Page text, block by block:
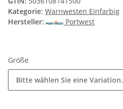
Kategorie: Warnwesten Einfarbig
Hersteller:
Portwest
Größe
Bitte wählen Sie eine Variation.